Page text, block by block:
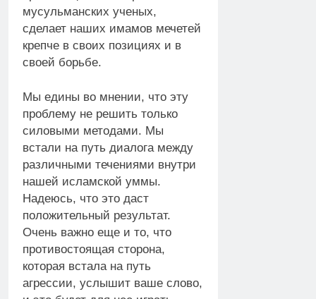
мусульманских ученых,
сделает наших имамов мечетей
крепче в своих позициях и в
своей борьбе.
Мы едины во мнении, что эту
проблему не решить только
силовыми методами. Мы
встали на путь диалога между
различными течениями внутри
нашей исламской уммы.
Надеюсь, что это даст
положительный результат.
Очень важно еще и то, что
противостоящая сторона,
которая встала на путь
агрессии, услышит ваше слово,